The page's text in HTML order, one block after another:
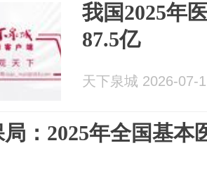
我国2025年
87.5亿
天下泉城 2026-07-
局：2025年全国基本